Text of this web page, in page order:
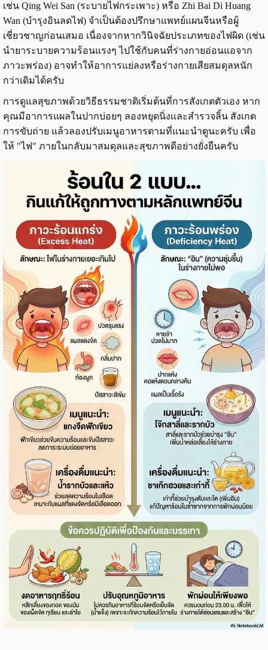
เช่น Qing Wei San (ระบายไฟกระเพาะ) หรือ Zhi Bai Di Huang
Wan (บำรุงอินลดไฟ) จำเป็นต้องปรึกษาแพทย์แผนจีนหรือผู้
เชี่ยวชาญก่อนเสมอ เนื่องจากหากวินิจฉัยประเภทของไฟผิด (เช่น
นำยาระบายความร้อนแรงๆ ไปใช้กับคนที่ร่างกายอ่อนแอจาก
ภาวะพร่อง) อาจทำให้อาการแย่ลงหรือร่างกายเสียสมดุลหนัก
กว่าเดิมได้ครับ
การดูแลสุขภาพด้วยวิธีธรรมชาติเริ่มต้นที่การสังเกตตัวเอง หาก
คุณมีอาการแผลในปากบ่อยๆ ลองหยุดนิ่งและสำรวจลิ้น สังเกต
การขับถ่าย แล้วลองปรับเมนูอาหารตามที่แนะนำดูนะครับ เพื่อ
ให้ "ไฟ" ภายในกลับมาสมดุลและสุขภาพดีอย่างยั่งยืนครับ